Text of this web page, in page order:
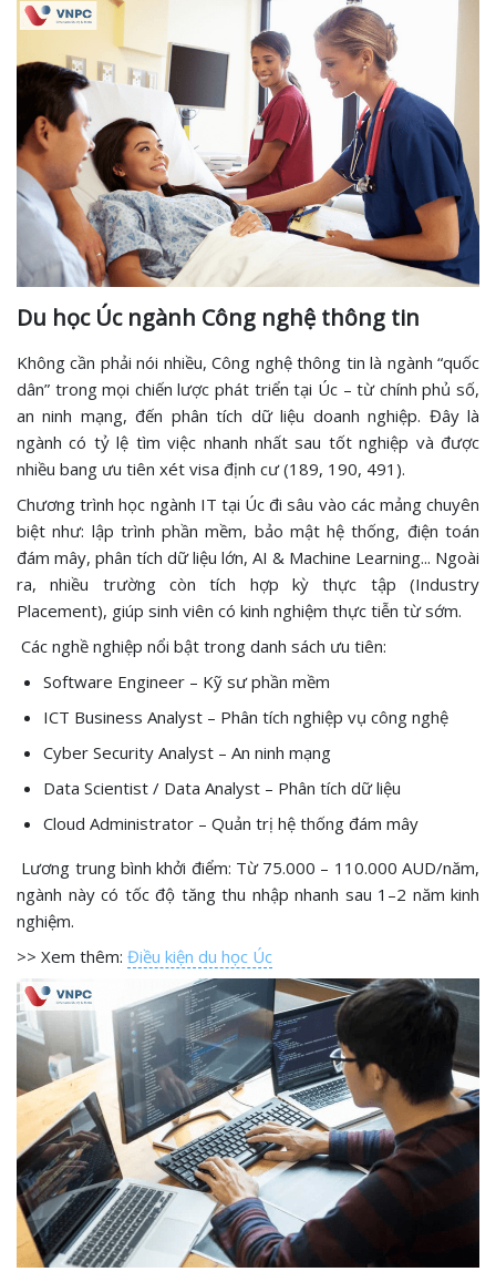
Du học Úc ngành Công nghệ thông tin
Không cần phải nói nhiều, Công nghệ thông tin là ngành “quốc
dân” trong mọi chiến lược phát triển tại Úc – từ chính phủ số,
an ninh mạng, đến phân tích dữ liệu doanh nghiệp. Đây là
ngành có tỷ lệ tìm việc nhanh nhất sau tốt nghiệp và được
nhiều bang ưu tiên xét visa định cư (189, 190, 491).
Chương trình học ngành IT tại Úc đi sâu vào các mảng chuyên
biệt như: lập trình phần mềm, bảo mật hệ thống, điện toán
đám mây, phân tích dữ liệu lớn, AI & Machine Learning... Ngoài
ra, nhiều trường còn tích hợp kỳ thực tập (Industry
Placement), giúp sinh viên có kinh nghiệm thực tiễn từ sớm.
Các nghề nghiệp nổi bật trong danh sách ưu tiên:
Software Engineer – Kỹ sư phần mềm
ICT Business Analyst – Phân tích nghiệp vụ công nghệ
Cyber Security Analyst – An ninh mạng
Data Scientist / Data Analyst – Phân tích dữ liệu
Cloud Administrator – Quản trị hệ thống đám mây
Lương trung bình khởi điểm: Từ 75.000 – 110.000 AUD/năm,
ngành này có tốc độ tăng thu nhập nhanh sau 1–2 năm kinh
nghiệm.
>> Xem thêm: Điều kiện du học Úc